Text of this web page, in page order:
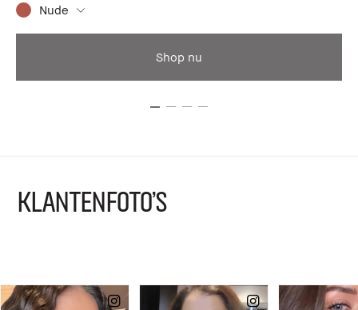
Nude
Shop nu
KLANTENFOTO'S